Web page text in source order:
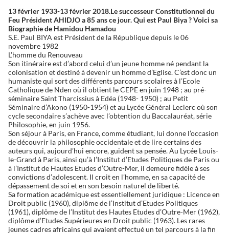
13 février 1933-13 février 2018.Le successeur Constitutionnel du
Feu Président AHIDJO a 85 ans ce jour. Qui est Paul Biya ? Voici sa
Biographie de Hamidou Hamadou
S.E. Paul BIYA est Président de la République depuis le 06
novembre 1982
L’homme du Renouveau
Son itinéraire est d’abord celui d’un jeune homme né pendant la
colonisation et destiné à devenir un homme d’Eglise. C’est donc un
humaniste qui sort des différents parcours scolaires à l’Ecole
Catholique de Nden où il obtient le CEPE en juin 1948 ; au pré-
séminaire Saint Tharcissius à Edéa (1948- 1950) ; au Petit
Séminaire d’Akono (1950-1954) et au Lycée Général Leclerc où son
cycle secondaire s’achève avec l’obtention du Baccalauréat, série
Philosophie, en juin 1956.
Son séjour à Paris, en France, comme étudiant, lui donne l’occasion
de découvrir la philosophie occidentale et de lire certains des
auteurs qui, aujourd’hui encore, guident sa pensée. Au Lycée Louis-
le-Grand à Paris, ainsi qu’à l’Institut d’Etudes Politiques de Paris ou
à l’Institut de Hautes Etudes d’Outre-Mer, il demeure fidèle à ses
convictions d’adolescent. Il croit en l’homme, en sa capacité de
dépassement de soi et en son besoin naturel de liberté.
Sa formation académique est essentiellement juridique : Licence en
Droit public (1960), diplôme de l’Institut d’Etudes Politiques
(1961), diplôme de l’Institut des Hautes Etudes d’Outre-Mer (1962),
diplôme d’Etudes Supérieures en Droit public (1963). Les rares
jeunes cadres africains qui avaient effectué un tel parcours à la fin